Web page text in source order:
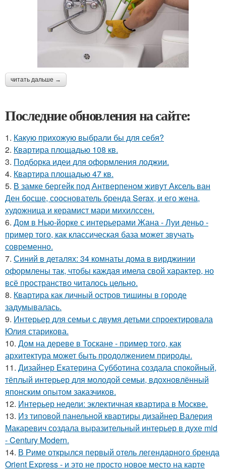
читать дальше →
Последние обновления на сайте:
1. Какую прихожую выбрали бы для себя?
2. Квартира площадью 108 кв.
3. Подборка идеи для оформления лоджии.
4. Квартира площадью 47 кв.
5. В замке бергейк под Антверпеном живут Аксель ван
Ден босше, сооснователь бренда Serax, и его жена,
художница и керамист мари михилссен.
6. Дом в Нью-йорке с интерьерами Жана - Луи деньо -
пример того, как классическая база может звучать
современно.
7. Синий в деталях: 34 комнаты дома в вирджинии
оформлены так, чтобы каждая имела свой характер, но
всё пространство читалось цельно.
8. Квартира как личный остров тишины в городе
задумывалась.
9. Интерьер для семьи с двумя детьми спроектировала
Юлия старикова.
10. Дом на дереве в Тоскане - пример того, как
архитектура может быть продолжением природы.
11. Дизайнер Екатерина Субботина создала спокойный,
тёплый интерьер для молодой семьи, вдохновлённый
японским опытом заказчиков.
12. Интерьер недели: эклектичная квартира в Москве.
13. Из типовой панельной квартиры дизайнер Валерия
Макаревич создала выразительный интерьер в духе mid
- Century Modern.
14. В Риме открылся первый отель легендарного бренда
Orient Express - и это не просто новое место на карте